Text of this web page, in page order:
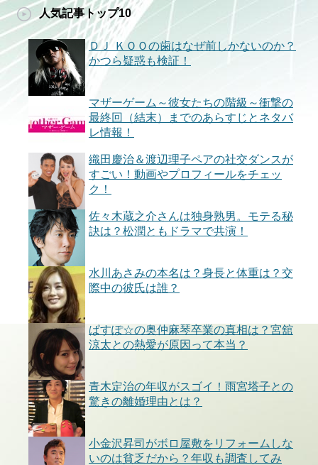
人気記事トップ10
ＤＪ ＫＯＯの歯はなぜ前しかないのか？
かつら疑惑も検証！
マザーゲーム～彼女たちの階級～衝撃の
最終回（結末）までのあらすじとネタバ
レ情報！
織田慶治＆渡辺理子ペアの社交ダンスが
すごい！動画やプロフィールをチェッ
ク！
佐々木蔵之介さんは独身熟男。モテる秘
訣は？松潤ともドラマで共演！
水川あさみの本名は？身長と体重は？交
際中の彼氏は誰？
ぱすぽ☆の奥仲麻琴卒業の真相は？宮舘
涼太との熱愛が原因って本当？
青木定治の年収がスゴイ！雨宮塔子との
驚きの離婚理由とは？
小金沢昇司がボロ屋敷をリフォームしな
いのは貧乏だから？年収も調査してみ